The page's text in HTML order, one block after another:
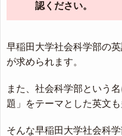
認ください。
早稲田大学社会科学部の
が求められます。
また、社会科学部という
題」をテーマとした英文
そんな早稲田大学社会科